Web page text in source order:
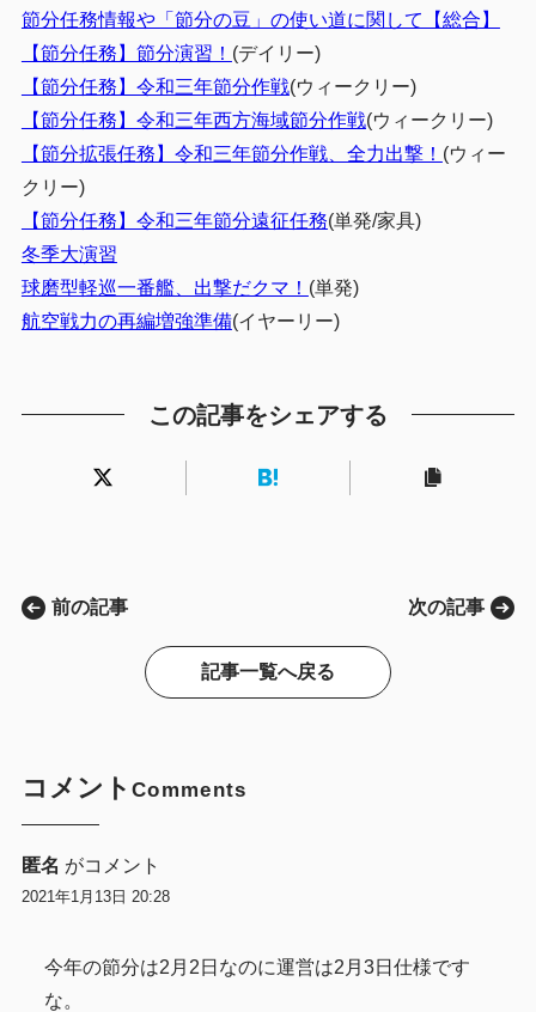
節分任務情報や「節分の豆」の使い道に関して【総合】
【節分任務】節分演習！ (デイリー)
【節分任務】令和三年節分作戦(ウィークリー)
【節分任務】令和三年西方海域節分作戦(ウィークリー)
【節分拡張任務】令和三年節分作戦、全力出撃！ (ウィー
クリー)
【節分任務】令和三年節分遠征任務(単発/家具)
冬季大演習
球磨型軽巡一番艦、出撃だクマ！ (単発)
航空戦力の再編増強準備(イヤーリー)
この記事をシェアする
前の記事
記事一覧へ戻る
次の記事
コメント Comments
匿名 がコメント
2021年1月13日 20:28
今年の節分は2月2日なのに運営は2月3日仕様です
な。